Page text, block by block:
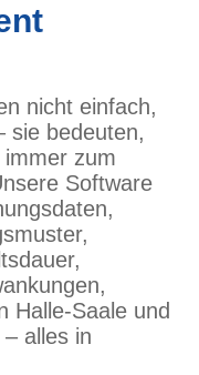
nicht einfach,
sie bedeuten,
zum
Software
Halle-Saale und
alles in